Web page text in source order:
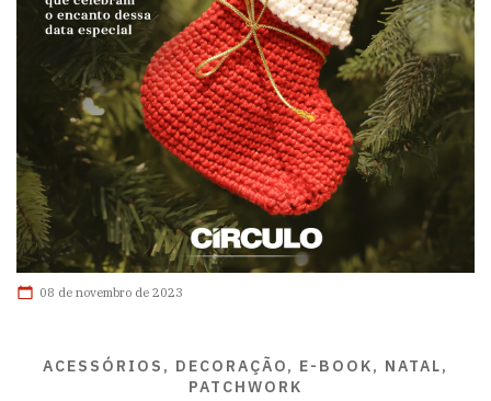
08 de novembro de 2023
ACESSÓRIOS, DECORAÇÃO, E-BOOK, NATAL,
PATCHWORK